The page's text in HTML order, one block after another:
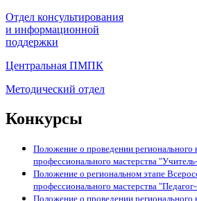
Отдел консультирования
и информационной
поддержки
Центральная ПМПК
Методический отдел
Конкурсы
Положение о проведении регионального
профессионального мастерства
Положение о региональном этапе
профессионального мастерства
Положение о проведении регионального